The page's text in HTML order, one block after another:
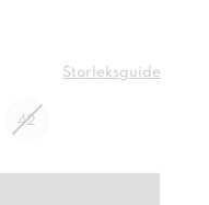
Storleksguide
42